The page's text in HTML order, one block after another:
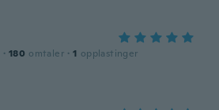
· 180 omtaler · 1 opplastinger